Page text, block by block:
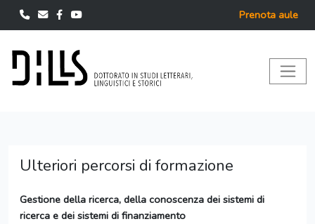
Prenota aule
Ulteriori percorsi di formazione
Gestione della ricerca, della conoscenza dei sistemi di
ricerca e dei sistemi di finanziamento